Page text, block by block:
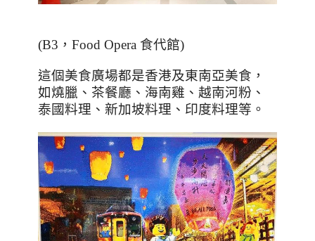
(B3 ，Food Opera 食代館)
這個美食廣場都是香港及東南亞美食，
如燒臘、茶餐廳、海南雞、越南河粉、
泰國料理、新加坡料理、印度料理等。